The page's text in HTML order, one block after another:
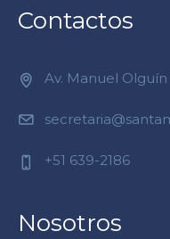
Contactos
Av. Manuel
+51 639-2186
Nosotros